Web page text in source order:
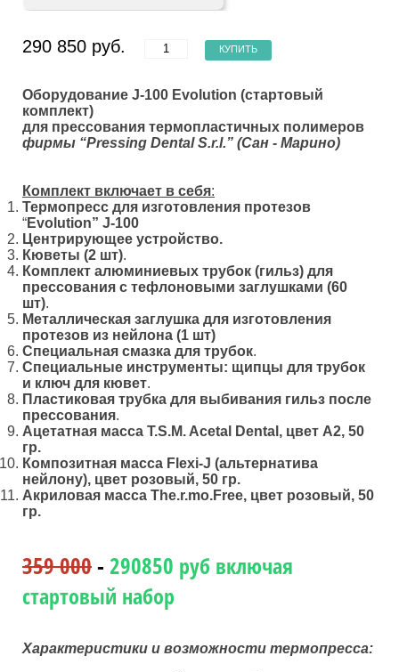
290 850 руб. КУПИТЬ
Оборудование J-100 Evolution (стартовый
комплект)
для прессования термопластичных полимеров
фирмы “Pressing Dental S.r.l.” (Сан - Марино)
Комплект включает в себя:
Термопресс для изготовления протезов
“Evolution” J-100
Центрирующее устройство.
Кюветы (2 шт).
Комплект алюминиевых трубок (гильз) для
прессования с тефлоновыми заглушками (60
шт).
Металлическая заглушка для изготовления
протезов из нейлона (1 шт)
Специальная смазка для трубок.
Специальные инструменты: щипцы для трубок
и ключ для кювет.
Пластиковая трубка для выбивания гильз после
прессования.
Ацетатная масса T.S.M. Acetal Dental , цвет А2, 50
гр.
Композитная масса Flexi-J (альтернатива
нейлону), цвет розовый, 50 гр.
Акриловая масса The.r.mo.Free, цвет розовый, 50
гр.
359 000- 290850 руб включая
стартовый набор
Характеристики и возможности термопресса: